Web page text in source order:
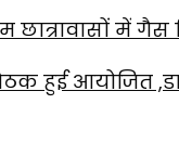
में गैस
हुई आयोजित